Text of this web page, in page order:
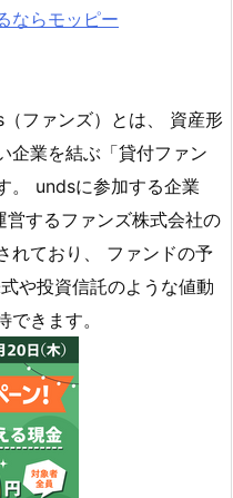
ならモッピー
ファンズ）とは、 資産形
企業を結ぶ「貸付ファン
。 undsに参加する企業
営するファンズ株式会社の
れており、 ファンドの予
や投資信託のような値動
きます。